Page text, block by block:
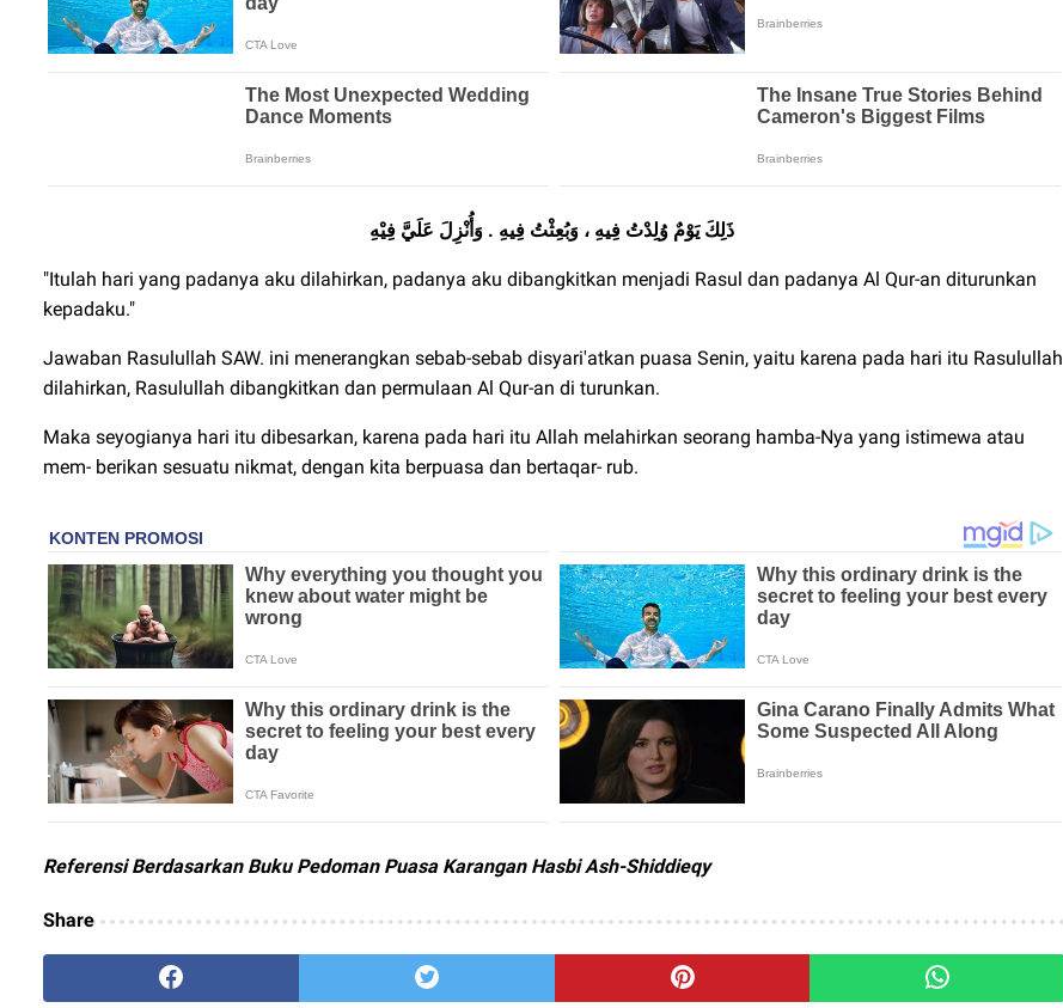
"Itulah hari yang padanya aku dilahirkan, padanya aku dibangkitkan menjadi Rasul dan padanya Al Qur-an diturunkan
kepadaku."
Jawaban Rasulullah SAW. ini menerangkan sebab-sebab disyari'atkan puasa Senin, yaitu karena pada hari itu Rasulullah
dilahirkan, Rasulullah dibangkitkan dan permulaan Al Qur-an di turunkan.
Maka seyogianya hari itu dibesarkan, karena pada hari itu Allah melahirkan seorang hamba-Nya yang istimewa atau
mem- berikan sesuatu nikmat, dengan kita berpuasa dan bertaqar- rub.
Referensi Berdasarkan Buku Pedoman Puasa Karangan Hasbi Ash-Shiddieqy
Share